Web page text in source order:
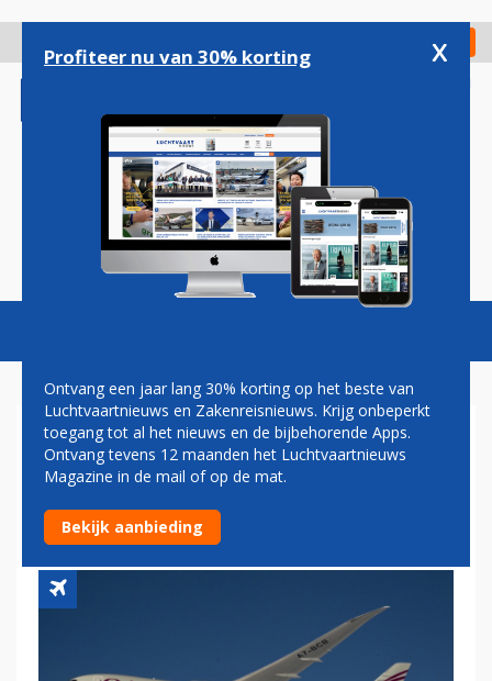
gaan
Check in
Magazine Podcasts Vacatures
BRITISH AIRWAYS EN QATAR
AIRWAYS STARTEN INNIGE
SAMENWERKING
Profiteer nu van 30% korting x
Ontvang een jaar lang 30% korting op het beste van
Luchtvaartnieuws en Zakenreisnieuws. Krijg onbeperkt
toegang tot al het nieuws en de bijbehorende Apps.
Ontvang tevens 12 maanden het Luchtvaartnieuws
Magazine in de mail of op de mat.
Bekijk aanbieding